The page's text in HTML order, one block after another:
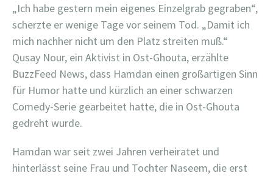
„Ich habe gestern mein eigenes Einzelgrab gegraben“,
scherzte er wenige Tage vor seinem Tod. „Damit ich
mich nachher nicht um den Platz streiten muß.“
Qusay Nour, ein Aktivist in Ost-Ghouta, erzählte
BuzzFeed News, dass Hamdan einen großartigen Sinn
für Humor hatte und kürzlich an einer schwarzen
Comedy-Serie gearbeitet hatte, die in Ost-Ghouta
gedreht wurde.
Hamdan war seit zwei Jahren verheiratet und
hinterlässt seine Frau und Tochter Naseem, die erst